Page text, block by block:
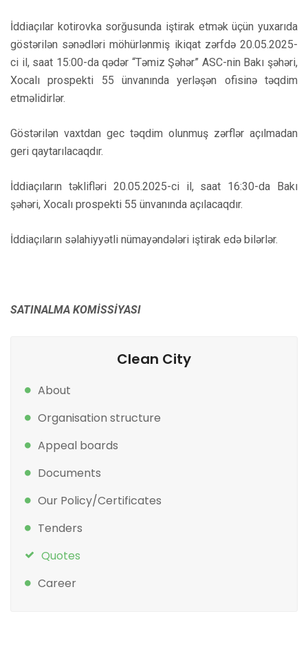
İddiaçılar kotirovka sorğusunda iştirak etmək üçün yuxarıda
göstərilən sənədləri möhürlənmiş ikiqat zərfdə 20.05.2025-
ci il, saat 15:00-da qədər “Təmiz Şəhər” ASC-nin Bakı şəhəri,
Xocalı prospekti 55 ünvanında yerləşən ofisinə təqdim
etməlidirlər.
Göstərilən vaxtdan gec təqdim olunmuş zərflər açılmadan
geri qaytarılacaqdır.
İddiaçıların təklifləri 20.05.2025-ci il, saat 16:30-da Bakı
şəhəri, Xocalı prospekti 55 ünvanında açılacaqdır.
İddiaçıların səlahiyyətli nümayəndələri iştirak edə bilərlər.
SATINALMA KOMİSSİYASI
Clean City
About
Organisation structure
Appeal boards
Documents
Our Policy/Certificates
Tenders
Quotes
Career